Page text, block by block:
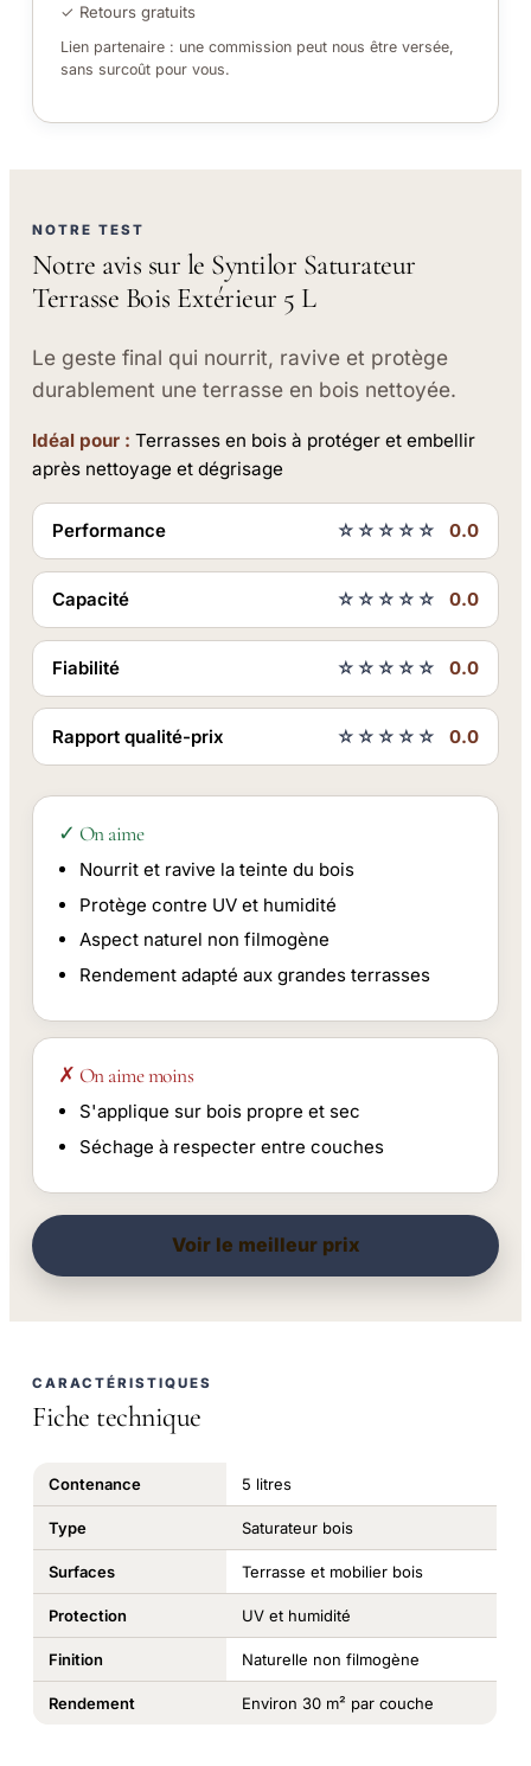
✓ Retours gratuits
Lien partenaire : une commission peut nous être versée,
sans surcoût pour vous.
NOTRE TEST
Notre avis sur le Syntilor Saturateur
Terrasse Bois Extérieur 5 L
Le geste final qui nourrit, ravive et protège
durablement une terrasse en bois nettoyée.
Idéal pour : Terrasses en bois à protéger et embellir
après nettoyage et dégrisage
Performance ☆☆☆☆☆ 0.0
Capacité ☆☆☆☆☆ 0.0
Fiabilité ☆☆☆☆☆ 0.0
Rapport qualité-prix ☆☆☆☆☆ 0.0
✓ On aime
Nourrit et ravive la teinte du bois
Protège contre UV et humidité
Aspect naturel non filmogène
Rendement adapté aux grandes terrasses
✗ On aime moins
S'applique sur bois propre et sec
Séchage à respecter entre couches
Voir le meilleur prix
CARACTÉRISTIQUES
Fiche technique
Contenance 5 litres
Type Saturateur bois
Surfaces Terrasse et mobilier bois
Protection UV et humidité
Finition Naturelle non filmogène
Rendement Environ 30 m² par couche